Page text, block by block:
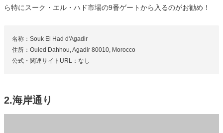
ら特にスーク・エル・ハド市場の9番ゲートから入るのがお勧め！
名称：Souk El Had d'Agadir
住所：Ouled Dahhou, Agadir 80010, Morocco
公式・関連サイトURL：なし
2.海岸通り